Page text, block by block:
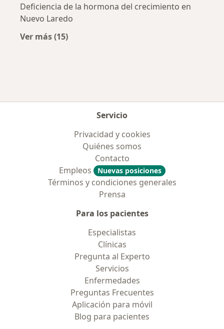
Deficiencia de la hormona del crecimiento en
Nuevo Laredo
Ver más (15)
Servicio
Privacidad y cookies
Quiénes somos
Contacto
Empleos
Nuevas posiciones
Términos y condiciones generales
Prensa
Para los pacientes
Especialistas
Clínicas
Pregunta al Experto
Servicios
Enfermedades
Preguntas Frecuentes
Aplicación para móvil
Blog para pacientes